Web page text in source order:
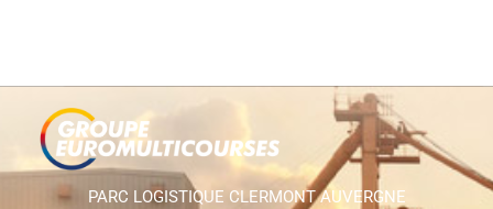
PARC LOGISTIQUE CLERMONT AUVERGNE